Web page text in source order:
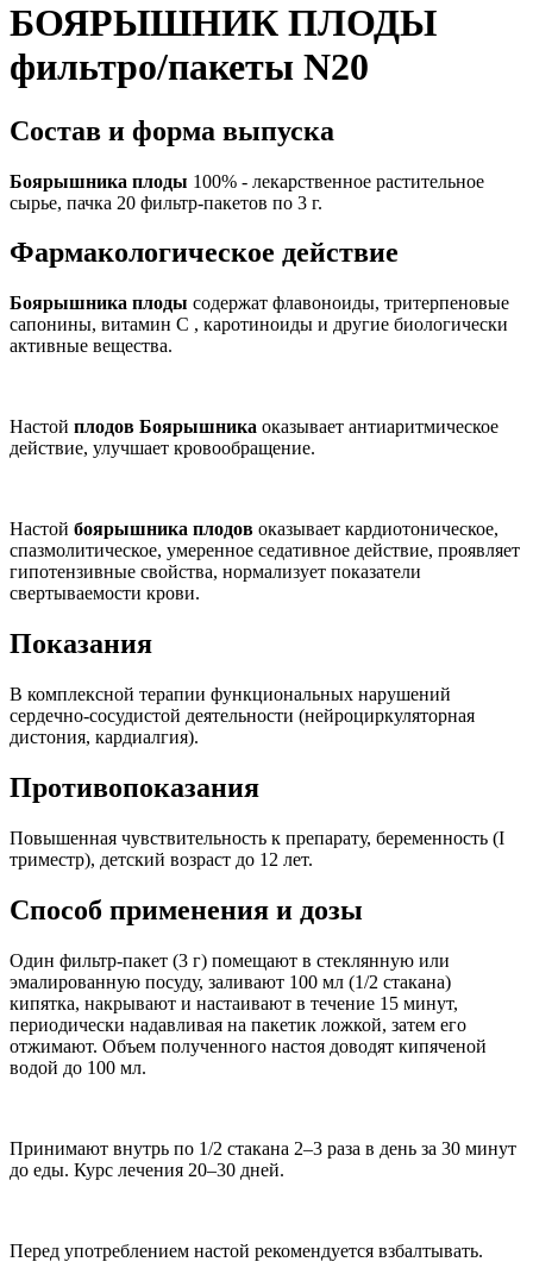
БОЯРЫШНИК ПЛОДЫ
фильтро/пакеты N20
Состав и форма выпуска
Боярышника плоды 100% - лекарственное растительное
сырье, пачка 20 фильтр-пакетов по 3 г.
Фармакологическое действие
Боярышника плоды содержат флавоноиды, тритерпеновые
сапонины, витамин С , каротиноиды и другие биологически
активные вещества.
Настой плодов Боярышника оказывает антиаритмическое
действие, улучшает кровообращение.
Настой боярышника плодов оказывает кардиотоническое,
спазмолитическое, умеренное седативное действие, проявляет
гипотензивные свойства, нормализует показатели
свертываемости крови.
Показания
В комплексной терапии функциональных нарушений
сердечно-сосудистой деятельности (нейроциркуляторная
дистония, кардиалгия).
Противопоказания
Повышенная чувствительность к препарату, беременность (I
триместр), детский возраст до 12 лет.
Способ применения и дозы
Один фильтр-пакет (3 г) помещают в стеклянную или
эмалированную посуду, заливают 100 мл (1/2 стакана)
кипятка, накрывают и настаивают в течение 15 минут,
периодически надавливая на пакетик ложкой, затем его
отжимают. Объем полученного настоя доводят кипяченой
водой до 100 мл.
Принимают внутрь по 1/2 стакана 2–3 раза в день за 30 минут
до еды. Курс лечения 20–30 дней.
Перед употреблением настой рекомендуется взбалтывать.